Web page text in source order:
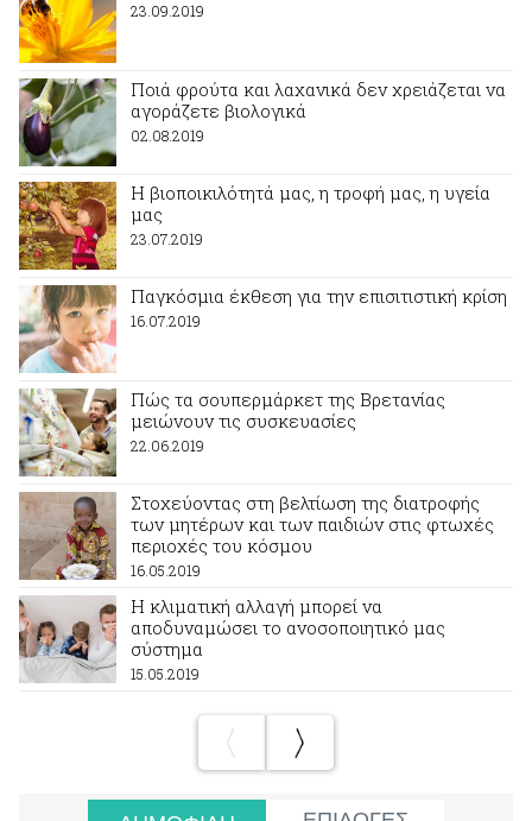
23.09.2019
Ποιά φρούτα και λαχανικά δεν χρειάζεται να
αγοράζετε βιολογικά
02.08.2019
Η βιοποικιλότητά μας, η τροφή μας, η υγεία
μας
23.07.2019
Παγκόσμια έκθεση για την επισιτιστική κρίση
16.07.2019
Πώς τα σουπερμάρκετ της Βρετανίας
μειώνουν τις συσκευασίες
22.06.2019
Στοχεύοντας στη βελτίωση της διατροφής
των μητέρων και των παιδιών στις φτωχές
περιοχές του κόσμου
16.05.2019
Η κλιματική αλλαγή μπορεί να
αποδυναμώσει το ανοσοποιητικό μας
σύστημα
15.05.2019